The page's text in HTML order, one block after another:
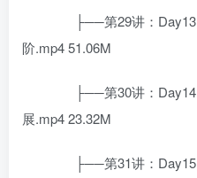
├──第29讲：Day13;
阶.mp4 51.06M
├──第30讲：Day14;
展.mp4 23.32M
├──第31讲：Day15;